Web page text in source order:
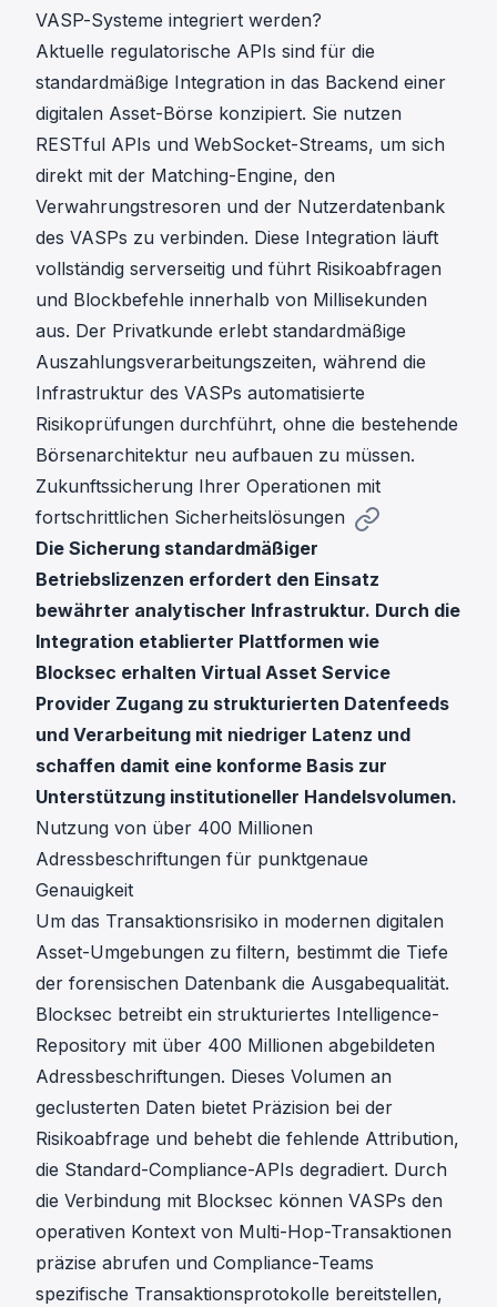
VASP-Systeme integriert werden?
Aktuelle regulatorische APIs sind für die
standardmäßige Integration in das Backend einer
digitalen Asset-Börse konzipiert. Sie nutzen
RESTful APIs und WebSocket-Streams, um sich
direkt mit der Matching-Engine, den
Verwahrungstresoren und der Nutzerdatenbank
des VASPs zu verbinden. Diese Integration läuft
vollständig serverseitig und führt Risikoabfragen
und Blockbefehle innerhalb von Millisekunden
aus. Der Privatkunde erlebt standardmäßige
Auszahlungsverarbeitungszeiten, während die
Infrastruktur des VASPs automatisierte
Risikoprüfungen durchführt, ohne die bestehende
Börsenarchitektur neu aufbauen zu müssen.
Zukunftssicherung Ihrer Operationen mit
fortschrittlichen Sicherheitslösungen
Die Sicherung standardmäßiger
Betriebslizenzen erfordert den Einsatz
bewährter analytischer Infrastruktur. Durch die
Integration etablierter Plattformen wie
Blocksec erhalten Virtual Asset Service
Provider Zugang zu strukturierten Datenfeeds
und Verarbeitung mit niedriger Latenz und
schaffen damit eine konforme Basis zur
Unterstützung institutioneller Handelsvolumen.
Nutzung von über 400 Millionen
Adressbeschriftungen für punktgenaue
Genauigkeit
Um das Transaktionsrisiko in modernen digitalen
Asset-Umgebungen zu filtern, bestimmt die Tiefe
der forensischen Datenbank die Ausgabequalität.
Blocksec betreibt ein strukturiertes Intelligence-
Repository mit über 400 Millionen abgebildeten
Adressbeschriftungen. Dieses Volumen an
geclusterten Daten bietet Präzision bei der
Risikoabfrage und behebt die fehlende Attribution,
die Standard-Compliance-APIs degradiert. Durch
die Verbindung mit Blocksec können VASPs den
operativen Kontext von Multi-Hop-Transaktionen
präzise abrufen und Compliance-Teams
spezifische Transaktionsprotokolle bereitstellen,